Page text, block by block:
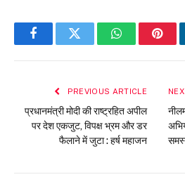
FacebookTwitter WhatsApp
PREVIOUS ARTICLE
प्रधानमंत्री मोदी की राष्ट्रहित अपील
पर देश एकजुट, विपक्ष भ्रम और डर
फैलाने में जुटा : हर्ष महाजन